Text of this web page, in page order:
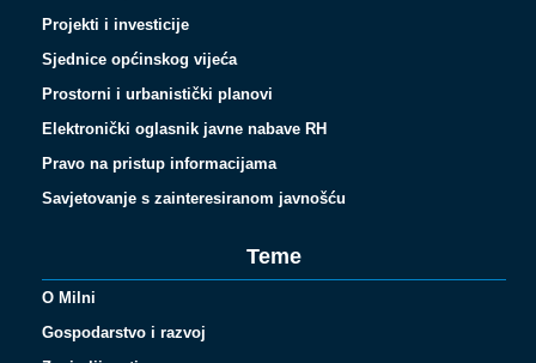
Projekti i investicije
Sjednice općinskog vijeća
Prostorni i urbanistički planovi
Elektronički oglasnik javne nabave RH
Pravo na pristup informacijama
Savjetovanje s zainteresiranom javnošću
Teme
O Milni
Gospodarstvo i razvoj